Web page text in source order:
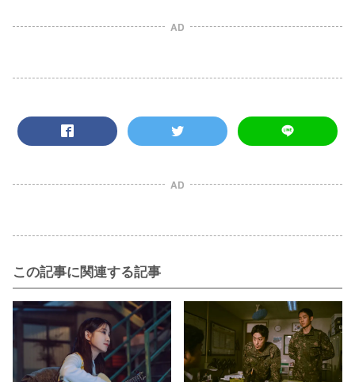
AD
AD
この記事に関連する記事